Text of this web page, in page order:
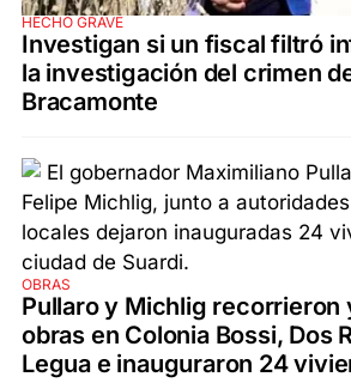
HECHO GRAVE
Investigan si un fiscal filtró
la investigación del crimen
Bracamonte
OBRAS
Pullaro y Michlig recorrieron
obras en Colonia Bossi, Dos
Legua e inauguraron 24